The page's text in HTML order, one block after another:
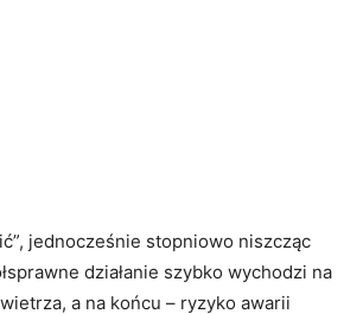
jednocześnie stopniowo niszcząc
działanie szybko wychodzi na
a na końcu – ryzyko awarii